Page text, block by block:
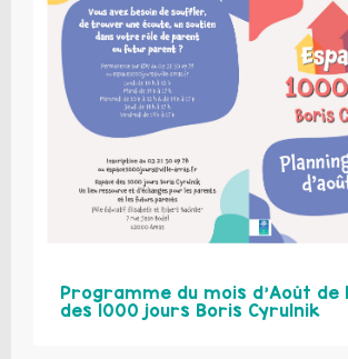
Programme du mois d’Août de
des 1000 jours Boris Cyrulnik